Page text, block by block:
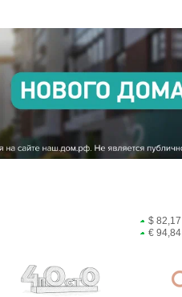
$ 82,17
€ 94,84